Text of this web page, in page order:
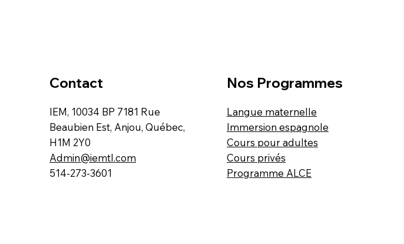
Contact
IEM, 10034 BP 7181 Rue
Beaubien Est, Anjou, Québec,
H1M 2Y0
Admin@iemtl.com
514-273-3601
Nos Programmes
Langue maternelle
Immersion espagnole
Cours pour adultes
Cours privés
Programme ALCE